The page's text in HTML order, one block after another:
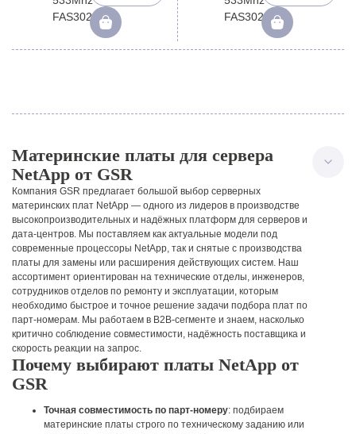
Материнские платы для сервера
NetApp от GSR
Компания GSR предлагает большой выбор серверных
материнских плат NetApp — одного из лидеров в производстве
высокопроизводительных и надёжных платформ для серверов и
дата-центров. Мы поставляем как актуальные модели под
современные процессоры NetApp, так и снятые с производства
платы для замены или расширения действующих систем. Наш
ассортимент ориентирован на технические отделы, инженеров,
сотрудников отделов по ремонту и эксплуатации, которым
необходимо быстрое и точное решение задачи подбора плат по
парт-номерам. Мы работаем в B2B-сегменте и знаем, насколько
критично соблюдение совместимости, надёжность поставщика и
скорость реакции на запрос.
Почему выбирают платы NetApp от
GSR
Точная совместимость по парт-номеру: подбираем
материнские платы строго по техническому заданию или